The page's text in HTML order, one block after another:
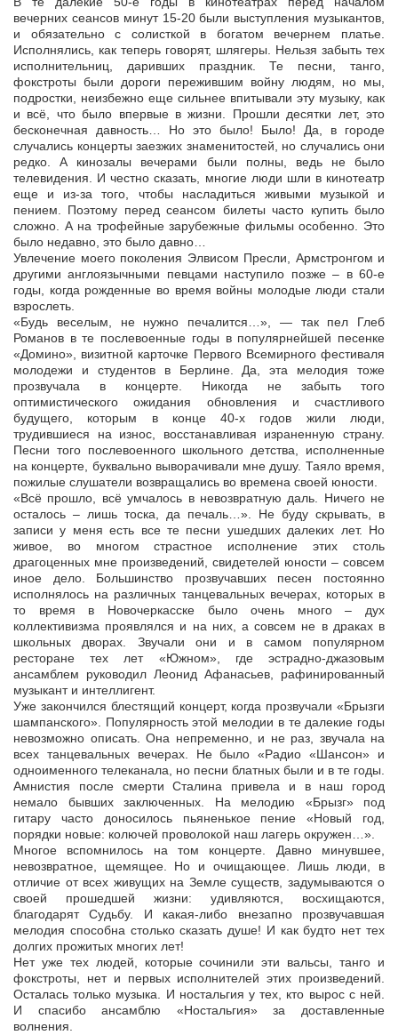
вечерних сеансов минут 15-20 были выступления музыкантов,
и обязательно с солисткой в богатом вечернем платье.
Исполнялись, как теперь говорят, шлягеры. Нельзя забыть тех
исполнительниц, даривших праздник. Те песни, танго,
фокстроты были дороги пережившим войну людям, но мы,
подростки, неизбежно еще сильнее впитывали эту музыку, как
и всё, что было впервые в жизни. Прошли десятки лет, это
бесконечная давность… Но это было! Было! Да, в городе
случались концерты заезжих знаменитостей, но случались они
редко. А кинозалы вечерами были полны, ведь не было
телевидения. И честно сказать, многие люди шли в кинотеатр
еще и из-за того, чтобы насладиться живыми музыкой и
пением. Поэтому перед сеансом билеты часто купить было
сложно. А на трофейные зарубежные фильмы особенно. Это
было недавно, это было давно…
Увлечение моего поколения Элвисом Пресли, Армстронгом и
другими англоязычными певцами наступило позже – в 60-е
годы, когда рожденные во время войны молодые люди стали
взрослеть.
«Будь веселым, не нужно печалится…», — так пел Глеб
Романов в те послевоенные годы в популярнейшей песенке
«Домино», визитной карточке Первого Всемирного фестиваля
молодежи и студентов в Берлине. Да, эта мелодия тоже
прозвучала в концерте. Никогда не забыть того
оптимистического ожидания обновления и счастливого
будущего, которым в конце 40-х годов жили люди,
трудившиеся на износ, восстанавливая израненную страну.
Песни того послевоенного школьного детства, исполненные
на концерте, буквально выворачивали мне душу. Таяло время,
пожилые слушатели возвращались во времена своей юности.
«Всё прошло, всё умчалось в невозвратную даль. Ничего не
осталось – лишь тоска, да печаль…». Не буду скрывать, в
записи у меня есть все те песни ушедших далеких лет. Но
живое, во многом страстное исполнение этих столь
драгоценных мне произведений, свидетелей юности – совсем
иное дело. Большинство прозвучавших песен постоянно
исполнялось на различных танцевальных вечерах, которых в
то время в Новочеркасске было очень много – дух
коллективизма проявлялся и на них, а совсем не в драках в
школьных дворах. Звучали они и в самом популярном
ресторане тех лет «Южном», где эстрадно-джазовым
ансамблем руководил Леонид Афанасьев, рафинированный
музыкант и интеллигент.
Уже закончился блестящий концерт, когда прозвучали «Брызги
шампанского». Популярность этой мелодии в те далекие годы
невозможно описать. Она непременно, и не раз, звучала на
всех танцевальных вечерах. Не было «Радио «Шансон» и
одноименного телеканала, но песни блатных были и в те годы.
Амнистия после смерти Сталина привела и в наш город
немало бывших заключенных. На мелодию «Брызг» под
гитару часто доносилось пьяненькое пение «Новый год,
порядки новые: колючей проволокой наш лагерь окружен…».
Многое вспомнилось на том концерте. Давно минувшее,
невозвратное, щемящее. Но и очищающее. Лишь люди, в
отличие от всех живущих на Земле существ, задумываются о
своей прошедшей жизни: удивляются, восхищаются,
благодарят Судьбу. И какая-либо внезапно прозвучавшая
мелодия способна столько сказать душе! И как будто нет тех
долгих прожитых многих лет!
Нет уже тех людей, которые сочинили эти вальсы, танго и
фокстроты, нет и первых исполнителей этих произведений.
Осталась только музыка. И ностальгия у тех, кто вырос с ней.
И спасибо ансамблю «Ностальгия» за доставленные
волнения.